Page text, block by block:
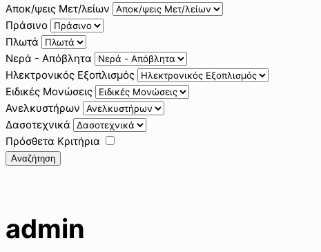
Αποκ/ψεις Μετ/λείων
Πράσινο
Πλωτά
Νερά - Απόβλητα
Ηλεκτρονικός Εξοπλισμός
Ειδικές Μονώσεις
Ανελκυστήρων
Δασοτεχνικά
Πρόσθετα Κριτήρια
Αναζήτηση
admin